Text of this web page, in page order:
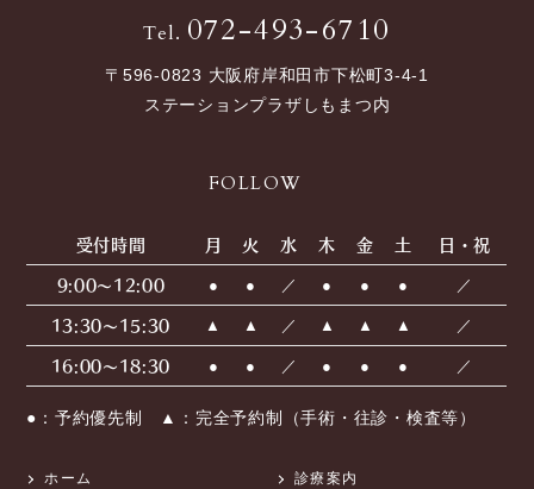
Tel. 072-493-6710
〒596-0823 大阪府岸和田市下松町3-4-1
ステーションプラザしもまつ内
FOLLOW
受付時間 月 火 水 木 金 土 日・祝
9:00〜12:00 ● ● ／ ● ● ● ／
13:30〜15:30 ▲ ▲ ／ ▲ ▲ ▲ ／
16:00〜18:30 ● ● ／ ● ● ● ／
●：予約優先制 ▲：完全予約制（手術・往診・検査等）
ホーム
診療案内